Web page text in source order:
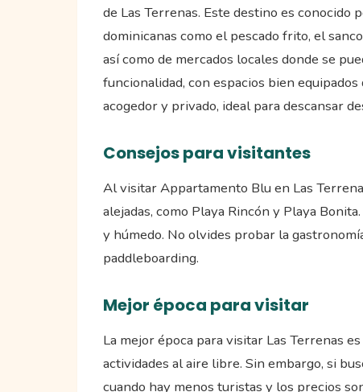
de Las Terrenas. Este destino es
dominicanas como el pescado frito, el
así como de mercados locales donde se
funcionalidad, con espacios bien
acogedor y privado, ideal para descansar
Consejos para visitantes
Al visitar Appartamento Blu en Las
alejadas, como Playa Rincón y Playa
y húmedo. No olvides probar la
paddleboarding.
Mejor época para visitar
La mejor época para visitar Las Terrenas
actividades al aire libre. Sin embargo, si
cuando hay menos turistas y los precios